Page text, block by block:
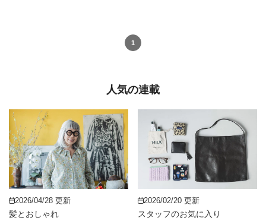
1
人気の連載
2026/04/28 更新
髪とおしゃれ
2026/02/20 更新
スタッフのお気に入り